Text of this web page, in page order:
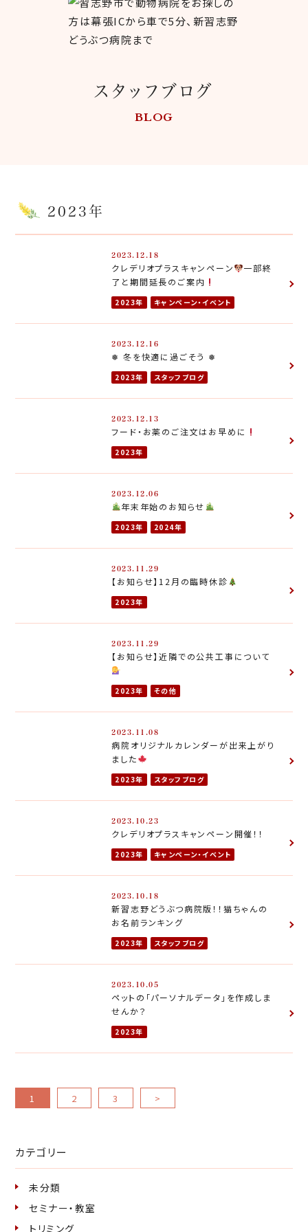
スタッフブログ
BLOG
カテゴリー
未分類
セミナー・教室
トリミング
2023年
2023.12.18
クレデリオプラスキャンペーン
一部終
了と期間延長のご案内
2023年 キャンペーン・イベント
2023.12.16
❅ 冬を快適に過ごそう ❅
2023年 スタッフブログ
2023.12.13
フード・お薬のご注文はお早めに
2023年
2023.12.06
年末年始のお知らせ
2023年 2024年
2023.11.29
【お知らせ】12月の臨時休診
2023年
2023.11.29
【お知らせ】近隣での公共工事について
2023年 その他
2023.11.08
病院オリジナルカレンダーが出来上がり
ました
2023年 スタッフブログ
2023.10.23
クレデリオプラスキャンペーン開催！！
2023年 キャンペーン・イベント
2023.10.18
新習志野どうぶつ病院版！！猫ちゃんの
お名前ランキング
2023年 スタッフブログ
2023.10.05
ペットの「パーソナルデータ」を作成しま
せんか？
2023年
1 2 3 >